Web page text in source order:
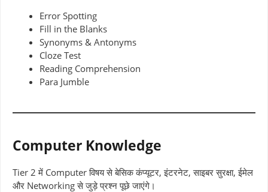
Error Spotting
Fill in the Blanks
Synonyms & Antonyms
Cloze Test
Reading Comprehension
Para Jumble
Computer Knowledge
Tier 2 में Computer विषय से बेसिक कंप्यूटर, इंटरनेट, साइबर सुरक्षा, ईमेल
और Networking से जुड़े प्रश्न पूछे जाएंगे।